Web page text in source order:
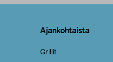
Ajankohtaista
Grillit